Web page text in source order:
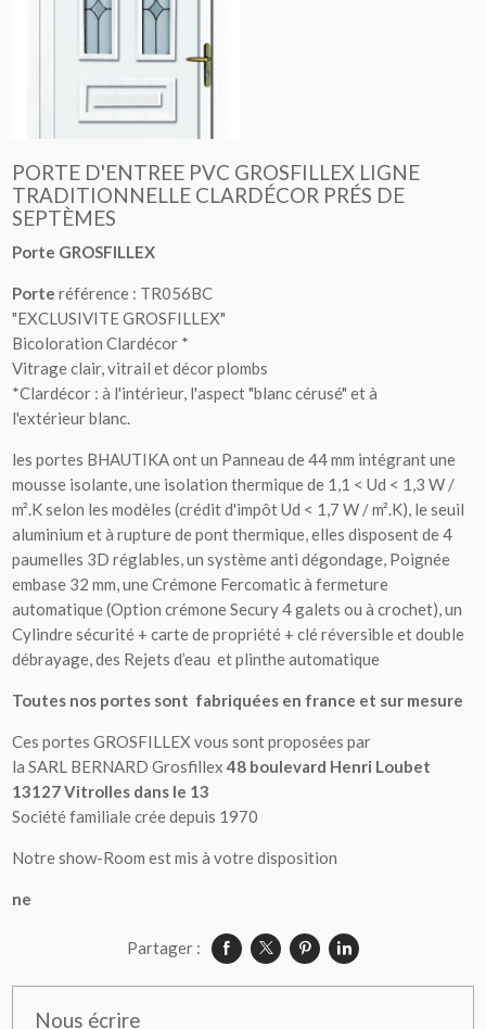
PORTE D'ENTREE PVC GROSFILLEX LIGNE
TRADITIONNELLE CLARDÉCOR PRÉS DE
SEPTÈMES
Porte GROSFILLEX
Porte référence : TR056BC
"EXCLUSIVITE GROSFILLEX"
Bicoloration Clardécor *
Vitrage clair, vitrail et décor plombs
*Clardécor : à l'intérieur, l'aspect "blanc cérusé" et à
l'extérieur blanc.
les portes BHAUTIKA ont un Panneau de 44 mm intégrant une
mousse isolante, une isolation thermique de 1,1 < Ud < 1,3 W /
m².K selon les modèles (crédit d'impôt Ud < 1,7 W / m².K), le seuil
aluminium et à rupture de pont thermique, elles disposent de 4
paumelles 3D réglables, un système anti dégondage, Poignée
embase 32 mm, une Crémone Fercomatic à fermeture
automatique (Option crémone Secury 4 galets ou à crochet), un
Cylindre sécurité + carte de propriété + clé réversible et double
débrayage, des Rejets d’eau et plinthe automatique
Toutes nos portes sont fabriquées en france et sur mesure
Ces portes GROSFILLEX vous sont proposées par
la SARL BERNARD Grosfillex48 boulevard Henri Loubet
13127 Vitrolles dans le 13
Société familiale crée depuis 1970
Notre show-Room est mis à votre disposition
ne
Partager :
Nous écrire